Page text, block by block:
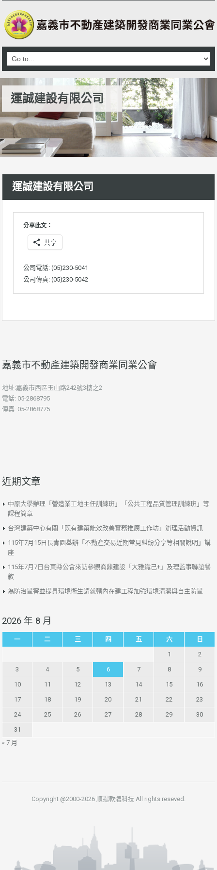
運誠建設有限公司
運誠建設有限公司
分享此文：
共享
公司電話: (05)230-5041
公司傳真: (05)230-5042
嘉義市不動產建築開發商業同業公會
地址:嘉義市西區玉山路242號3樓之2
電話: 05-2868795
傳真: 05-2868775
近期文章
中原大學辦理「營造業工地主任訓練班」「公共工程品質管理訓練班」等
課程簡章
台灣建築中心有關「既有建築能效改善實務推廣工作坊」辦理活動資訊
115年7月15日長青園舉辦「不動產交易近期常見糾紛分享等相關說明」講
座
115年7月7日台東縣公會來訪參觀商鼎建設「大雅織己+」及理監事聯誼餐
敘
為防治鼠害並提昇環境衛生請就轄內在建工程加強環境清潔與自主防鼠
2026 年 8 月
一 二 三 四 五 六 日
1 2
3 4 5 6 7 8 9
10 11 12 13 14 15 16
17 18 19 20 21 22 23
24 25 26 27 28 29 30
31
« 7 月
Copyright @2000-2026 順揚軟體科技 All rights reseved.